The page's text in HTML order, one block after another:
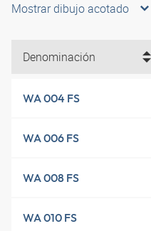
Mostrar dibujo acotado
Denominación
WA 004 FS
WA 006 FS
WA 008 FS
WA 010 FS